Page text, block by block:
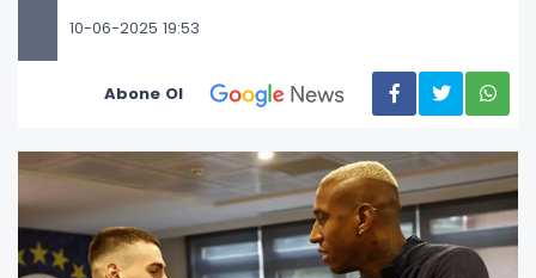
10-06-2025 19:53
Abone Ol